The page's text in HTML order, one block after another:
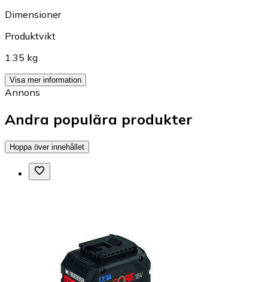
Dimensioner
Produktvikt
1.35 kg
Visa mer information
Annons
Andra populära produkter
Hoppa över innehållet